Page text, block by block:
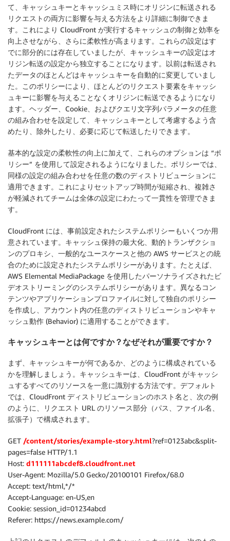
て、キャッシュキーとキャッシュミス時にオリジンに転送される
リクエストの両方に影響を与える方法をより詳細に制御できま
す。これにより CloudFront が実行するキャッシュの制御と効率を
向上させながら、さらに柔軟性が高まります。これらの設定はす
でに部分的には存在していましたが、キャッシュキーの設定はオ
リジン転送の設定から独立することになります。以前は転送され
たデータのほとんどはキャッシュキーを自動的に変更していまし
た。このポリシーにより、ほとんどのリクエスト要素をキャッシ
ュキーに影響を与えることなくオリジンに転送できるようになり
ます。ヘッダー、Cookie、およびクエリ文字列パラメータの任意
の組み合わせを設定して、キャッシュキーとして考慮するよう含
めたり、除外したり、必要に応じて転送したりできます。
基本的な設定の柔軟性の向上に加えて、これらのオプションは “ポ
リシー” を使用して設定されるようになりました。ポリシーでは、
同様の設定の組み合わせを任意の数のディストリビューションに
適用できます。これによりセットアップ時間が短縮され、複雑さ
が軽減されてチームは全体の設定にわたって一貫性を管理できま
す。
CloudFront には、事前設定されたシステムポリシーもいくつか用
意されています。キャッシュ保持の最大化、動的トランザクショ
ンのプロキシ、一般的なユースケースと他の AWS サービスとの統
合のために設定されたシステムポリシーがあります。たとえば、
AWS Elemental MediaPackage を使用したパーソナライズされたビ
デオストリーミングのシステムポリシーがあります。異なるコン
テンツやアプリケーションプロファイルに対して独自のポリシー
を作成し、アカウント内の任意のディストリビューションやキャ
ッシュ動作 (Behavior) に適用することができます。
キャッシュキーとは何ですか？なぜそれが重要ですか？
まず、キャッシュキーが何であるか、どのように構成されている
かを理解しましょう。キャッシュキーは、CloudFront がキャッシ
ュするすべてのリソースを一意に識別する方法です。デフォルト
では、CloudFront ディストリビューションのホスト名と、次の例
のように、リクエスト URL のリソース部分（パス、ファイル名、
拡張子）で構成されます。
GET /content/stories/example-story.html?ref=0123abc&split-
pages=false HTTP/1.1
Host: d111111abcdef8.cloudfront.net
User-Agent: Mozilla/5.0 Gecko/20100101 Firefox/68.0
Accept: text/html,*/*
Accept-Language: en-US,en
Cookie: session_id=01234abcd
Referer: https://news.example.com/